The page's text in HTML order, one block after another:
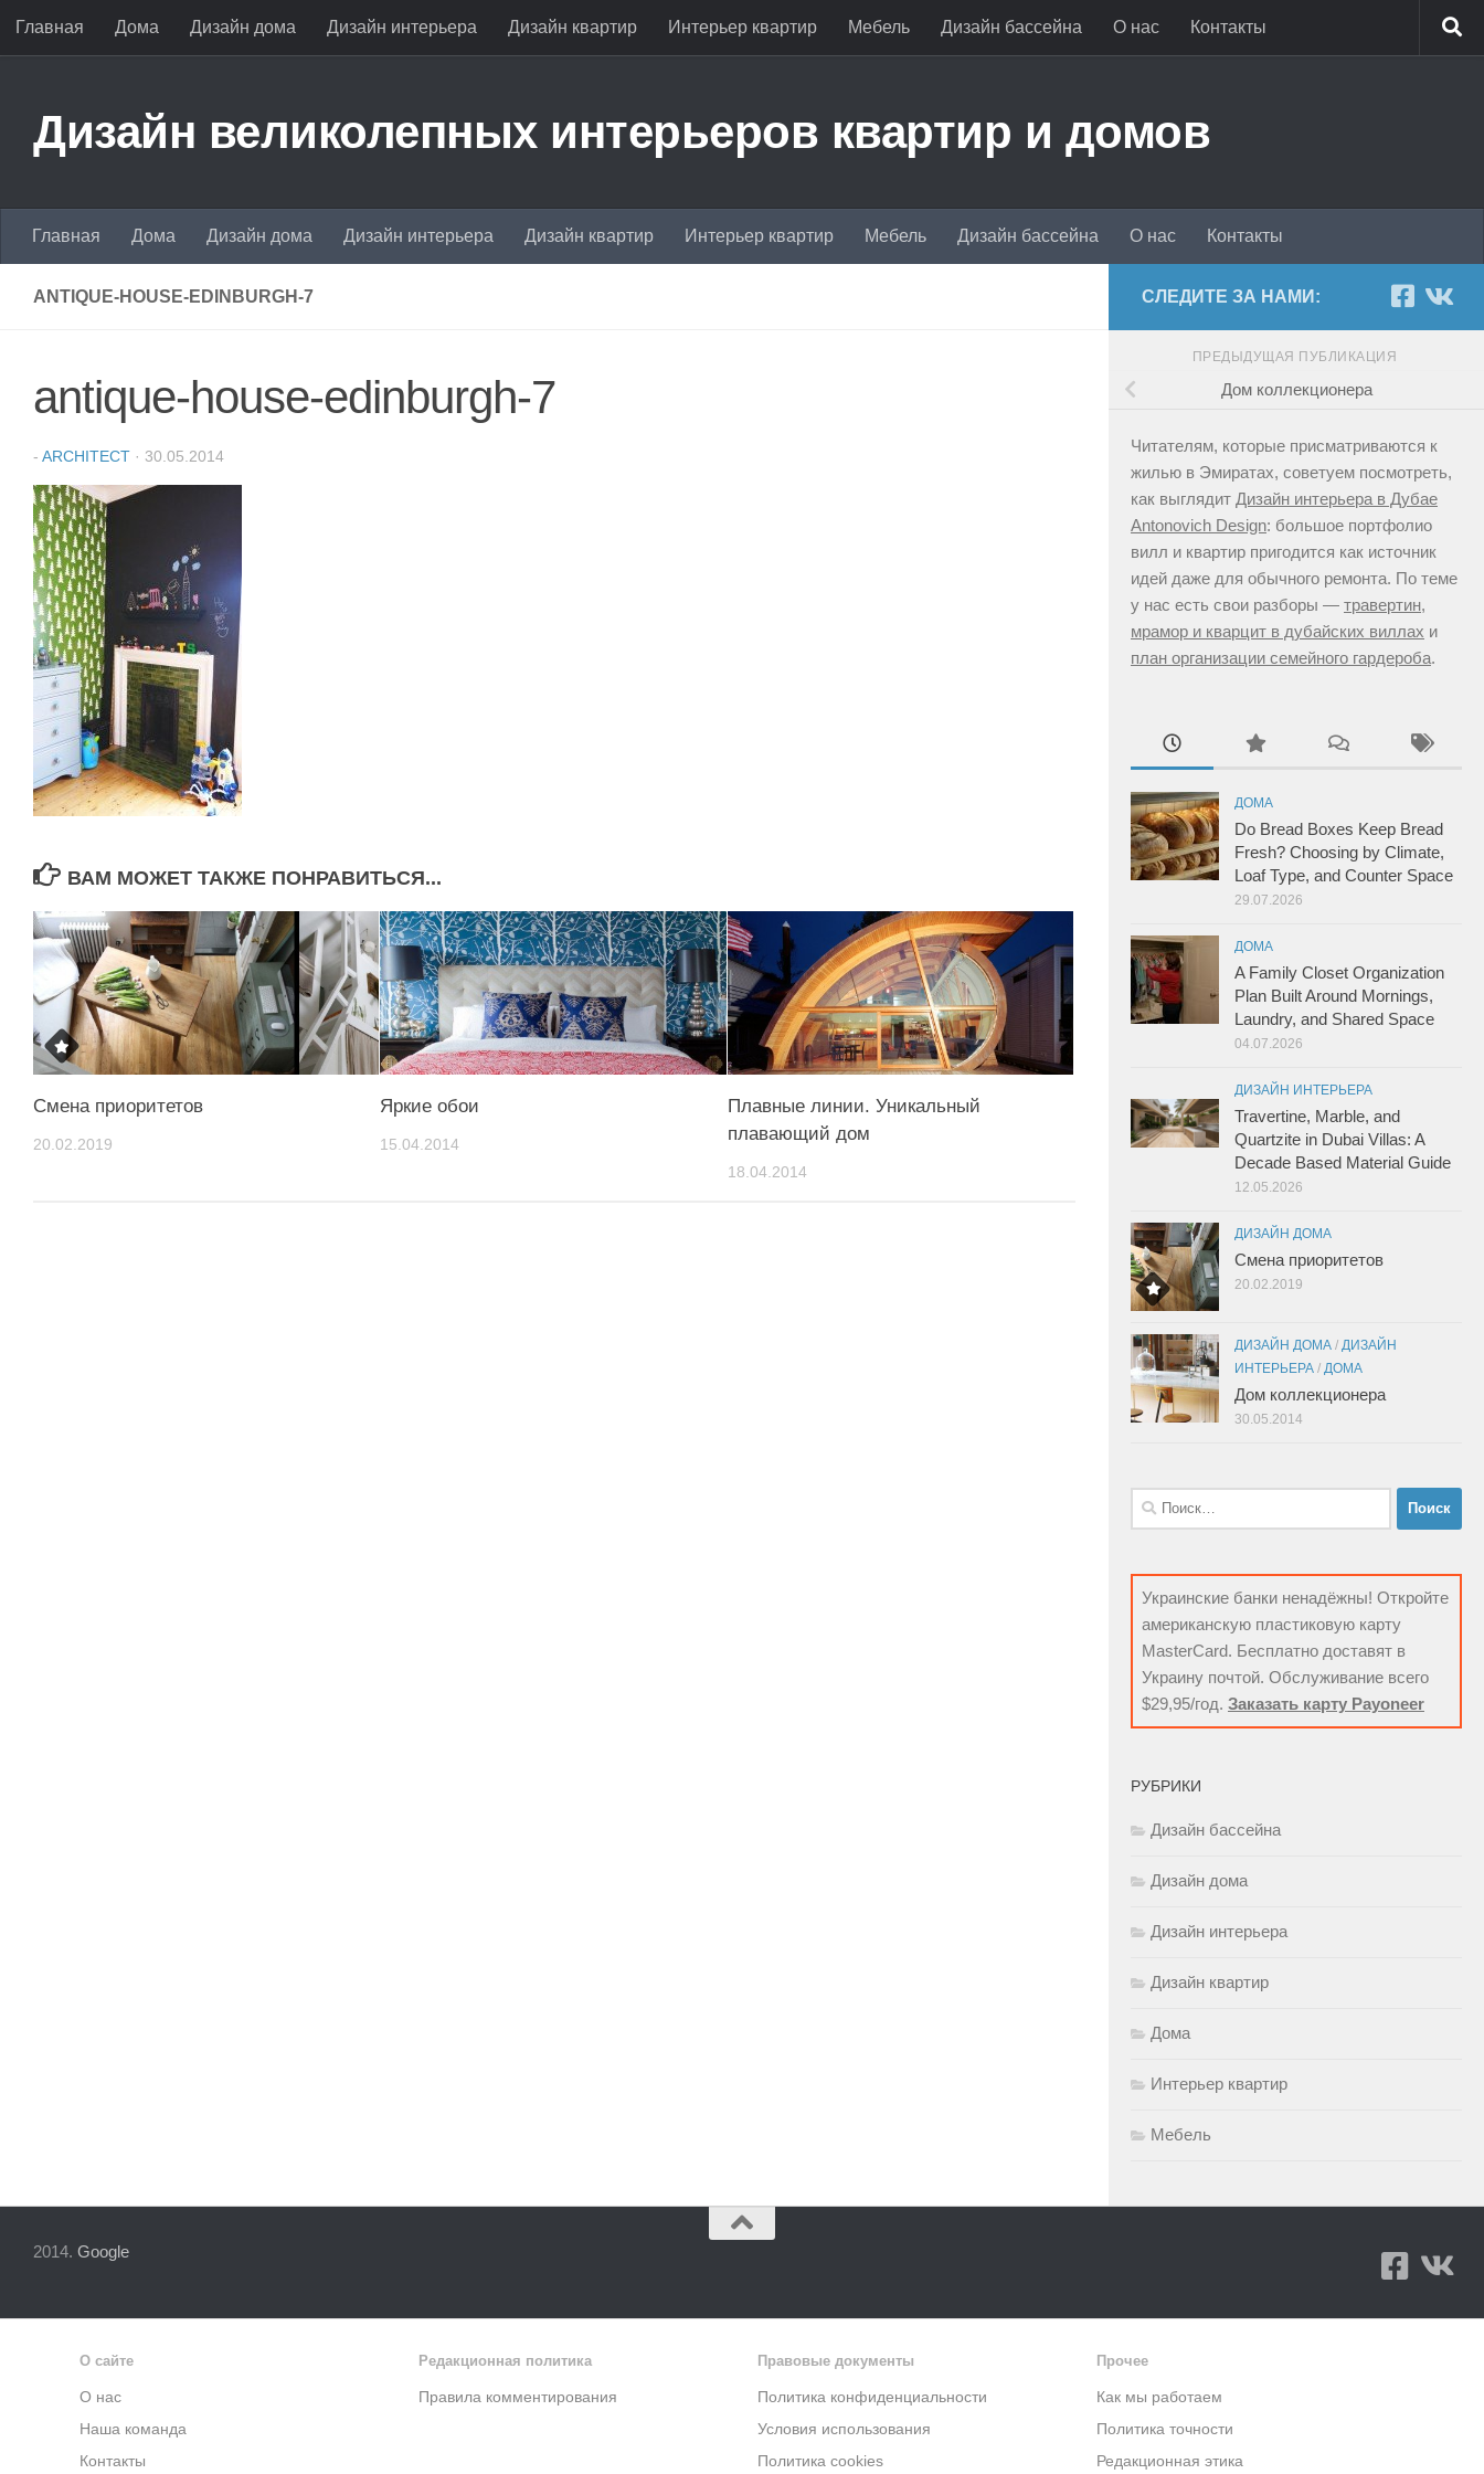
Перейти к содержимому
Главная Дома Дизайн дома Дизайн интерьера Дизайн квартир Интерьер квартир Мебель Дизайн бассейна О нас Контакты
Дизайн великолепных интерьеров квартир и домов
Главная Дома Дизайн дома Дизайн интерьера Дизайн квартир Интерьер квартир Мебель Дизайн бассейна О нас Контакты
ANTIQUE-HOUSE-EDINBURGH-7
antique-house-edinburgh-7
- ARCHITECT · 30.05.2014
ВАМ МОЖЕТ ТАКЖЕ ПОНРАВИТЬСЯ...
Смена приоритетов
20.02.2019
Яркие обои
15.04.2014
Плавные линии. Уникальный
плавающий дом
18.04.2014
СЛЕДИТЕ ЗА НАМИ:
ПРЕДЫДУЩАЯ ПУБЛИКАЦИЯ
Дом коллекционера
Читателям, которые присматриваются к
жилью в Эмиратах, советуем посмотреть,
как выглядит Дизайн интерьера в Дубае
Antonovich Design: большое портфолио
вилл и квартир пригодится как источник
идей даже для обычного ремонта. По теме
у нас есть свои разборы — травертин,
мрамор и кварцит в дубайских виллах и
план организации семейного гардероба.
ДОМА
Do Bread Boxes Keep Bread
Fresh? Choosing by Climate,
Loaf Type, and Counter Space
29.07.2026
ДОМА
A Family Closet Organization
Plan Built Around Mornings,
Laundry, and Shared Space
04.07.2026
ДИЗАЙН ИНТЕРЬЕРА
Travertine, Marble, and
Quartzite in Dubai Villas: A
Decade Based Material Guide
12.05.2026
ДИЗАЙН ДОМА
Смена приоритетов
20.02.2019
ДИЗАЙН ДОМА / ДИЗАЙН
ИНТЕРЬЕРА / ДОМА
Дом коллекционера
30.05.2014
Найти:
Украинские банки ненадёжны! Откройте
американскую пластиковую карту
MasterCard. Бесплатно доставят в
Украину почтой. Обслуживание всего
$29,95/год. Заказать карту Payoneer
РУБРИКИ
Дизайн бассейна
Дизайн дома
Дизайн интерьера
Дизайн квартир
Дома
Интерьер квартир
Мебель
2014. Google
О сайте
О нас
Наша команда
Контакты
Редакционная политика
Правила комментирования
Правовые документы
Политика конфиденциальности
Условия использования
Политика cookies
Прочее
Как мы работаем
Политика точности
Редакционная этика